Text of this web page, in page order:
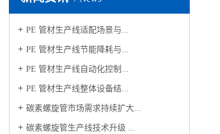
PE 管材生产线适配场景与...
PE 管材生产线节能降耗与...
PE 管材生产线自动化控制...
PE 管材生产线整体设备结...
碳素螺旋管市场需求持续扩大...
碳素螺旋管生产线技术升级 ...